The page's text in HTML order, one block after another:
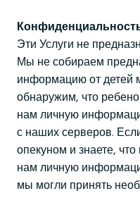
Эти Услуги не
Мы не собираем
информацию от детей
обнаружим, что
нам личную
с наших серверов.
опекуном и знаете,
нам личную
мы могли принять